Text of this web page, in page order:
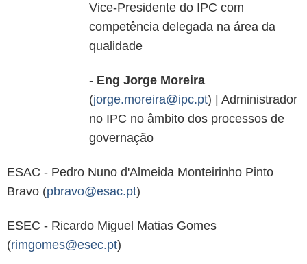
Vice-Presidente do IPC com
competência delegada na área da
qualidade
- Eng Jorge Moreira
(jorge.moreira@ipc.pt) | Administrador
no IPC no âmbito dos processos de
governação
ESAC - Pedro Nuno d'Almeida Monteirinho Pinto
Bravo (pbravo@esac.pt)
ESEC - Ricardo Miguel Matias Gomes
(rimgomes@esec.pt)